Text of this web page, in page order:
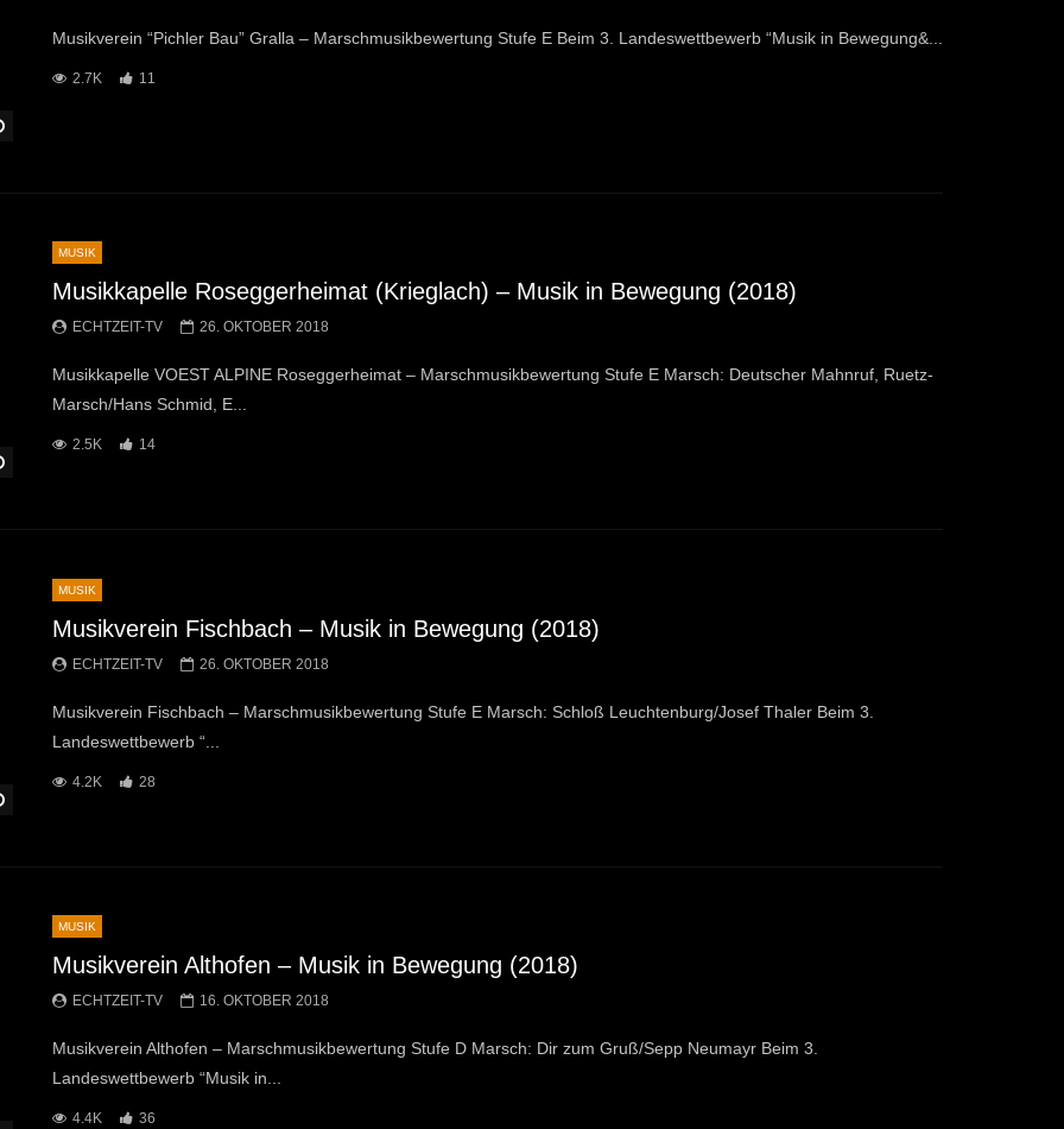
Musikverein “Pichler Bau” Gralla – Marschmusikbewertung Stufe E Beim 3. Landeswettbewerb “Musik in Bewegung&...
2.7K 11
MUSIK
Musikkapelle Roseggerheimat (Krieglach) – Musik in Bewegung (2018)
ECHTZEIT-TV 26. OKTOBER 2018
Musikkapelle VOEST ALPINE Roseggerheimat – Marschmusikbewertung Stufe E Marsch: Deutscher Mahnruf, Ruetz-
Marsch/Hans Schmid, E...
2.5K 14
MUSIK
Musikverein Fischbach – Musik in Bewegung (2018)
ECHTZEIT-TV 26. OKTOBER 2018
Musikverein Fischbach – Marschmusikbewertung Stufe E Marsch: Schloß Leuchtenburg/Josef Thaler Beim 3.
Landeswettbewerb “...
4.2K 28
MUSIK
Musikverein Althofen – Musik in Bewegung (2018)
ECHTZEIT-TV 16. OKTOBER 2018
Musikverein Althofen – Marschmusikbewertung Stufe D Marsch: Dir zum Gruß/Sepp Neumayr Beim 3.
Landeswettbewerb “Musik in...
4.4K 36